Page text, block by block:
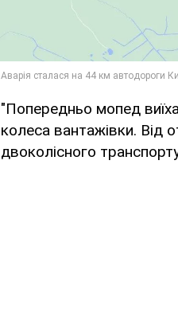
"Попередньо мопед
колеса вантажівки. Від
двоколісного